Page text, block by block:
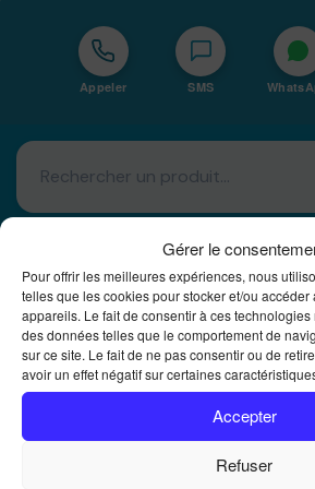
Gérer le
Pour offrir les meilleures expériences, nous
telles que les cookies pour stocker et/ou
appareils. Le fait de consentir à ces
des données telles que le comportement de
sur ce site. Le fait de ne pas consentir ou de
avoir un effet négatif sur certaines
Accepter
Refuser
Appeler SMS
Basé à La Réunion ·
Bureautique
Intégrateur de solutions d'impression